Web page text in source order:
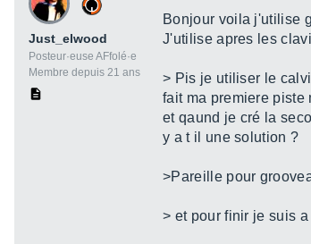
Just_elwood
Posteur·euse AFfolé·e
Membre depuis 21 ans
Bonjour voila j'utilise
J'utilise apres les
> Pis je utiliser le
fait ma premiere piste
et qaund je cré la
y a t il une solution ?
>Pareille pour
> et pour finir je suis